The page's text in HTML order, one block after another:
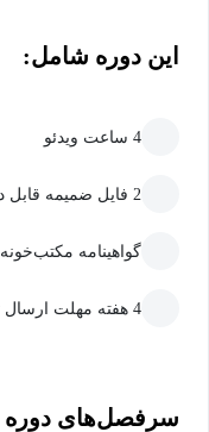
این دوره شامل:
4 ساعت ویدئو
2 فایل ضمیمه قابل دانلود
گواهینامه مکتب‌خونه
4 هفته مهلت ارسال تمرین و پروژه
سرفصل‌های دوره